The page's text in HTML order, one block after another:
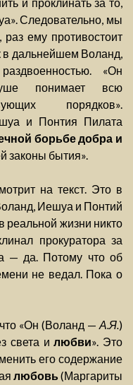
Следовательно, мы
ему противостоит
в дальнейшем Воланд,
«Он
понимает всю
порядков».
и Понтия Пилата
борьбе добра и
законы бытия».
на текст. Это в
Иешуа и Понтий
реальной жизни никто
прокуратора за
— да. Потому что об
не ведал. Пока о
«Он (Воланд — А.Я.)
света илюбви». Это
его содержание
любовь(Маргариты